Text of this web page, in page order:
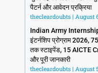
पैटर्न और आवेदन प्रक्रिया
thecleardoubts
August
Indian Army
इंटर्नशिप प्रोग्राम 2026,
तक स्टाइपेंड, 15 AICTE
और पूरी जानकारी
thecleardoubts
August